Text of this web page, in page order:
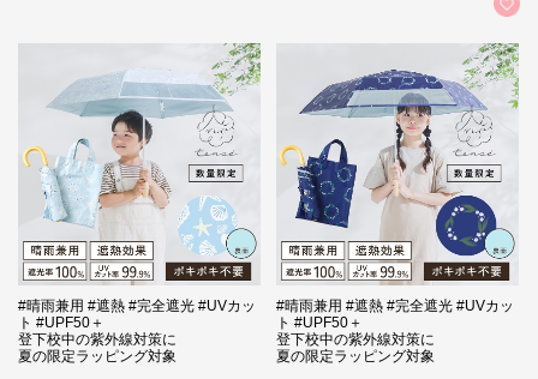
#晴雨兼用 #遮熱 #完全遮光 #UVカッ
ト #UPF50＋
登下校中の紫外線対策に
夏の限定ラッピング対象
#晴雨兼用 #遮熱 #完全遮光 #UVカッ
ト #UPF50＋
登下校中の紫外線対策に
夏の限定ラッピング対象